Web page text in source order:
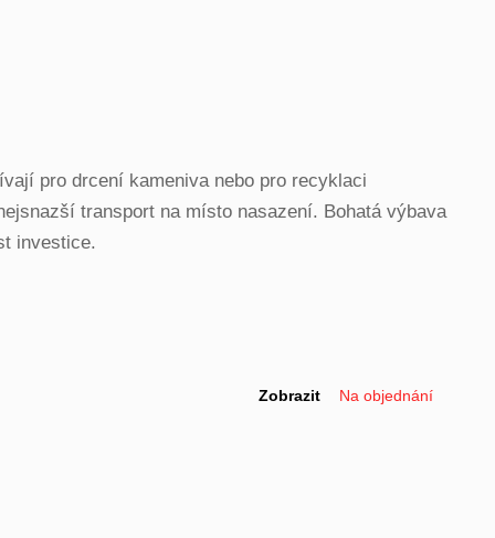
pro drcení kameniva nebo pro recyklaci
transport na místo nasazení. Bohatá výbava
investice.
Zobrazit Na objednání